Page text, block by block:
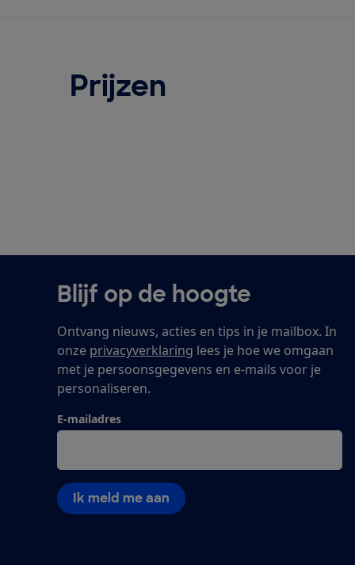
Prijzen
Blijf op de hoogte
Ontvang nieuws, acties en tips in je mailbox. In
onze privacyverklaring lees je hoe we omgaan
met je persoonsgegevens en e-mails voor je
personaliseren.
E-mailadres
Ik meld me aan